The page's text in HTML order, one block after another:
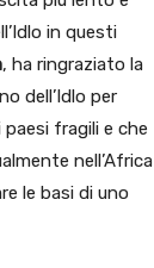
in questi
, ha ringraziato la
dell’Idlo per
fragili e che
nell’Africa
le basi di uno